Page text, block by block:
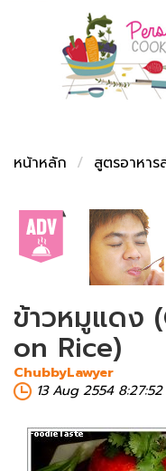
เปรียบเทียบห
เปรียบเทียบอุ
เปรียบเทียบน้
สร้าง Cookbook
หน้าหลัก
สูตรอาหาร
ข้าวหมูแดง
on Rice)
ChubbyLawyer
13 Aug 2554 8:27:52